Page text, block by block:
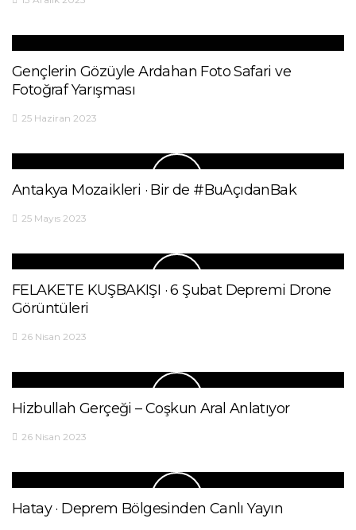
Gençlerin Gözüyle Ardahan Foto Safari ve
Fotoğraf Yarışması
25 Haziran 2023
Antakya Mozaikleri · Bir de #BuAçıdanBak
25 Mayıs 2023
FELAKETE KUŞBAKIŞI · 6 Şubat Depremi Drone
Görüntüleri
26 Nisan 2023
Hizbullah Gerçeği – Coşkun Aral Anlatıyor
26 Nisan 2023
Hatay · Deprem Bölgesinden Canlı Yayın